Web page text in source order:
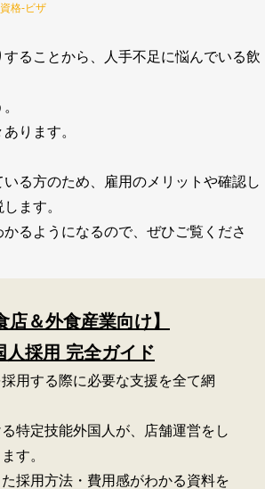
格-ビザ
ることから、人手不足に悩んでいる飲
ります。
る方のため、雇用のメリットや確認し
ます。
るようになるので、ぜひご覧くださ
店＆外食産業向け】
人採用 完全ガイド
用する際に必要な支援を全て網
特定技能外国人が、店舗運営をし
す。
採用方法・費用感がわかる資料を